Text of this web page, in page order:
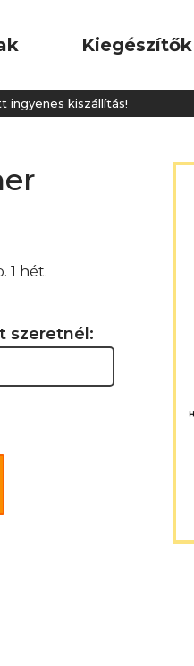
Kiegészítők
kiszállítás!
1 hét.
szeretnél: